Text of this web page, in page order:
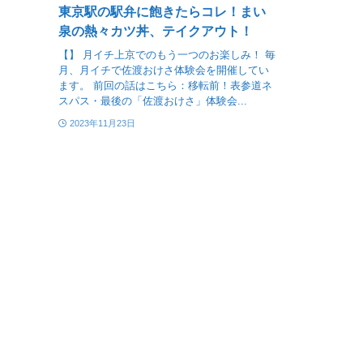
東京駅の駅弁に飽きたらコレ！まい
泉の熱々カツ丼、テイクアウト！
【】 月イチ上京でのもう一つのお楽しみ！ 毎
月、月イチで佐渡おけさ体験会を開催してい
ます。 前回の話はこちら：移転前！表参道ネ
スパス・最後の「佐渡おけさ」体験会...
2023年11月23日